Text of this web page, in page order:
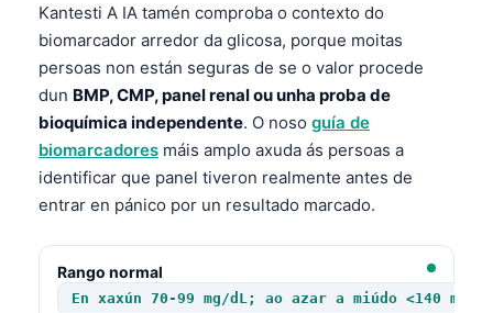
Kantesti A IA tamén comproba o contexto do
biomarcador arredor da glicosa, porque moitas
persoas non están seguras de se o valor procede
dun BMP, CMP, panel renal ou unha proba de
bioquímica independente. O noso guía de
biomarcadores máis amplo axuda ás persoas a
identificar que panel tiveron realmente antes de
entrar en pánico por un resultado marcado.
Rango normal
En xaxún 70-99 mg/dL; ao azar a miúdo <140 mg/dL